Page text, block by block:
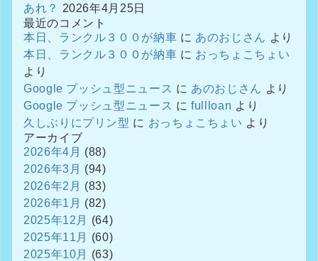
あれ？
2026年4月25日
最近のコメント
本日、ランクル３００が納車 に あのおじさん より
本日、ランクル３００が納車 に おっちょこちょい
より
Google プッシュ型ニュース に あのおじさん より
Google プッシュ型ニュース にfullloan より
久しぶりにプリン型 に おっちょこちょい より
アーカイブ
2026年4月 (88)
2026年3月 (94)
2026年2月 (83)
2026年1月 (82)
2025年12月
(64)
2025年11月
(60)
2025年10月
(63)